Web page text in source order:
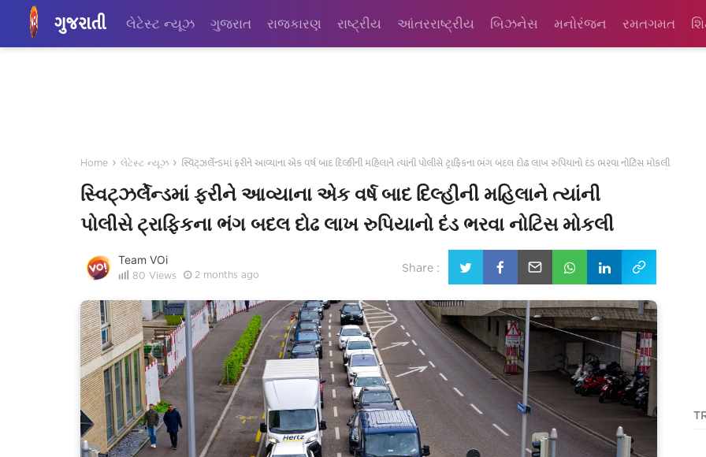
ગુજરાતી લેટેસ્ટ ન્યૂઝ ગુજરાત રાજકારણ રાષ્ટ્રીય આંતરરાષ્ટ્રીય બિઝનેસ મનોરંજન રમતગમત
Home › લેટેસ્ટ ન્યૂઝ › સ્વિટ્ઝર્લેન્ડમાં ફરીને આવ્યાના એક વર્ષ બાદ દિલ્હીની મહિલાને ત્યાંની પોલીસે ટ્રાફિકના ભંગ બદલ દોઢ લાખ રુપિયાનો દંડ ભરવા નોટિસ મોકલી
સ્વિટ્ઝર્લેન્ડમાં ફરીને આવ્યાના એક વર્ષ બાદ દિલ્હીની મહિલાને ત્યાંની
પોલીસે ટ્રાફિકના ભંગ બદલ દોઢ લાખ રુપિયાનો દંડ ભરવા નોટિસ મોકલી
Team VOi
80 Views 2 months ago
Share :